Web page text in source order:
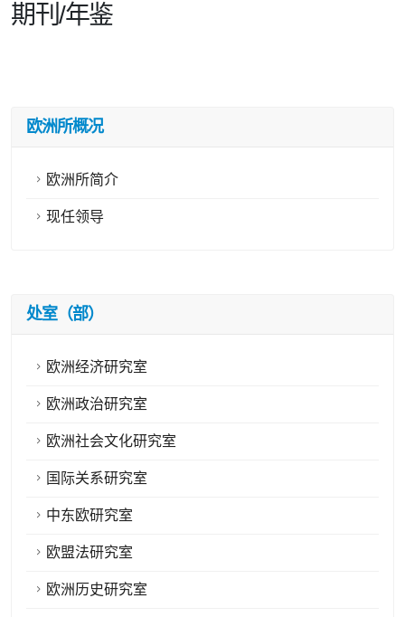
期刊/年鉴
欧洲所概况
欧洲所简介
现任领导
处室（部）
欧洲经济研究室
欧洲政治研究室
欧洲社会文化研究室
国际关系研究室
中东欧研究室
欧盟法研究室
欧洲历史研究室